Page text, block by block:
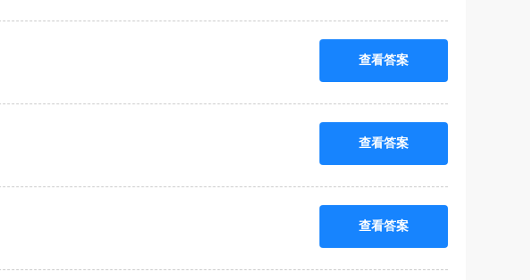
查看答案
查看答案
查看答案